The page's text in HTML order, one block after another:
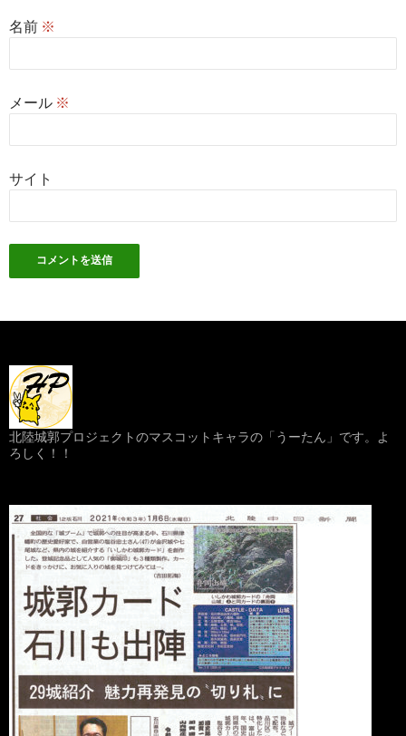
名前 ※
メール ※
サイト
北陸城郭プロジェクトのマスコットキャラの「うーたん」です。よ
ろしく！！